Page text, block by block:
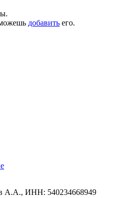
добавить его.
А.А., ИНН: 540234668949